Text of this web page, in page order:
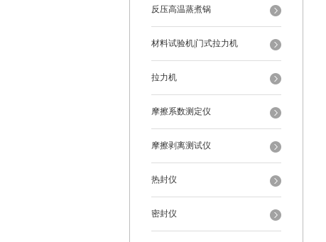
反压高温蒸煮锅
材料试验机|门式拉力机
拉力机
摩擦系数测定仪
摩擦剥离测试仪
热封仪
密封仪